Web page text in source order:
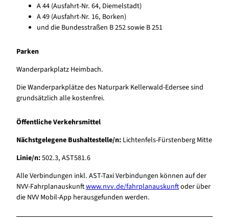
A 44 (Ausfahrt-Nr. 64, Diemelstadt)
A 49 (Ausfahrt-Nr. 16, Borken)
und die Bundesstraßen B 252 sowie B 251
Parken
Wanderparkplatz Heimbach.
Die Wanderparkplätze des Naturpark Kellerwald-Edersee sind
grundsätzlich alle kostenfrei.
Öffentliche Verkehrsmittel
Nächstgelegene Bushaltestelle/n: Lichtenfels-Fürstenberg Mitte
Linie/n:502.3, AST581.6
Alle Verbindungen inkl. AST-Taxi Verbindungen können auf der
NVV-Fahrplanauskunftwww.nvv.de/fahrplanauskunftoder über
die NVV Mobil-App herausgefunden werden.